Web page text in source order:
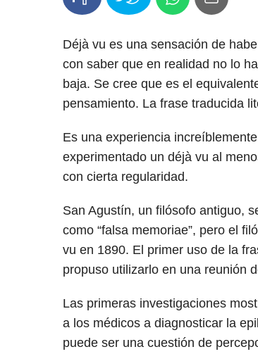
Déjà vu es una sensación de
con saber que en realidad no lo
baja. Se cree que es el
pensamiento. La frase traducida
Es una experiencia
experimentado un déjà vu al
con cierta regularidad.
San Agustín, un filósofo antiguo,
como “falsa memoriae”, pero el
vu en 1890. El primer uso de la
propuso utilizarlo en una reunión
Las primeras investigaciones
a los médicos a diagnosticar la
puede ser una cuestión de